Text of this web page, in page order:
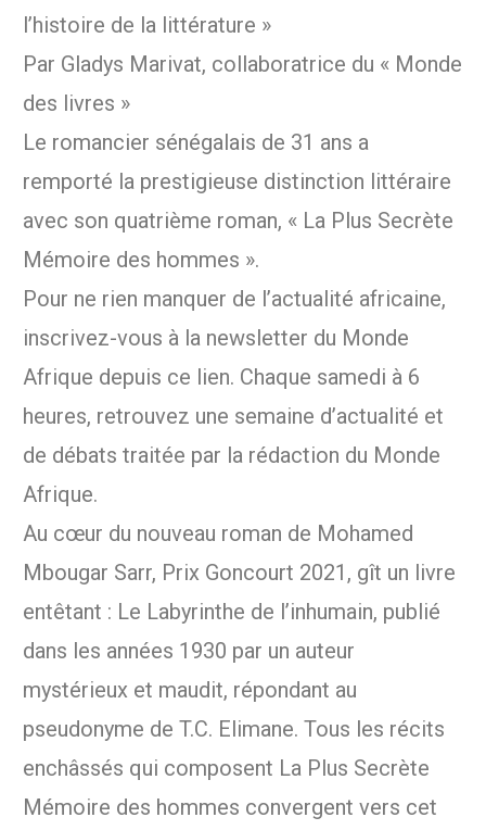
l’histoire de la littérature »
Par Gladys Marivat, collaboratrice du « Monde
des livres »
Le romancier sénégalais de 31 ans a
remporté la prestigieuse distinction littéraire
avec son quatrième roman, « La Plus Secrète
Mémoire des hommes ».
Pour ne rien manquer de l’actualité africaine,
inscrivez-vous à la newsletter du Monde
Afrique depuis ce lien. Chaque samedi à 6
heures, retrouvez une semaine d’actualité et
de débats traitée par la rédaction du Monde
Afrique.
Au cœur du nouveau roman de Mohamed
Mbougar Sarr, Prix Goncourt 2021, gît un livre
entêtant : Le Labyrinthe de l’inhumain, publié
dans les années 1930 par un auteur
mystérieux et maudit, répondant au
pseudonyme de T.C. Elimane. Tous les récits
enchâssés qui composent La Plus Secrète
Mémoire des hommes convergent vers cet